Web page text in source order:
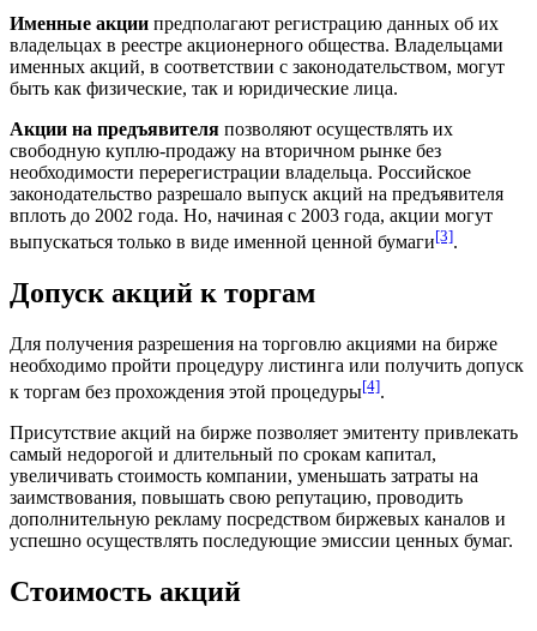
Именные акции предполагают регистрацию данных об их
владельцах в реестре акционерного общества. Владельцами
именных акций, в соответствии с законодательством, могут
быть как физические, так и юридические лица.
Акции на предъявителя позволяют осуществлять их
свободную куплю-продажу на вторичном рынке без
необходимости перерегистрации владельца. Российское
законодательство разрешало выпуск акций на предъявителя
вплоть до 2002 года. Но, начиная с 2003 года, акции могут
выпускаться только в виде именной ценной бумаги[3].
Допуск акций к торгам
Для получения разрешения на торговлю акциями на бирже
необходимо пройти процедуру листинга или получить допуск
к торгам без прохождения этой процедуры[4].
Присутствие акций на бирже позволяет эмитенту привлекать
самый недорогой и длительный по срокам капитал,
увеличивать стоимость компании, уменьшать затраты на
заимствования, повышать свою репутацию, проводить
дополнительную рекламу посредством биржевых каналов и
успешно осуществлять последующие эмиссии ценных бумаг.
Стоимость акций